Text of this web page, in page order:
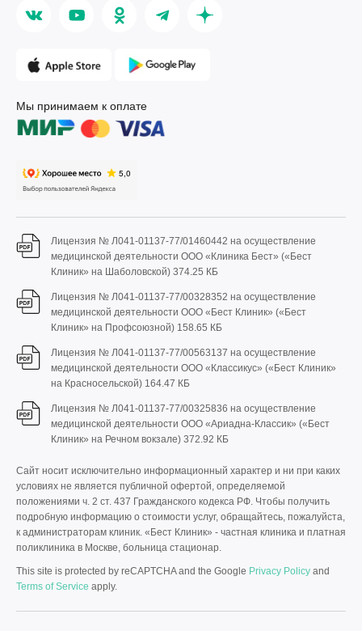
Мы принимаем к оплате
Лицензия № Л041-01137-77/01460442 на осуществление
медицинской деятельности ООО «Клиника Бест» («Бест
Клиник» на Шаболовской) 374.25 КБ
Лицензия № Л041-01137-77/00328352 на осуществление
медицинской деятельности ООО «Бест Клиник» («Бест
Клиник» на Профсоюзной) 158.65 КБ
Лицензия № Л041-01137-77/00563137 на осуществление
медицинской деятельности ООО «Классикус» («Бест Клиник»
на Красносельской) 164.47 КБ
Лицензия № Л041-01137-77/00325836 на осуществление
медицинской деятельности ООО «Ариадна-Классик» («Бест
Клиник» на Речном вокзале) 372.92 КБ
Сайт носит исключительно информационный характер и ни при каких
условиях не является публичной офертой, определяемой
положениями ч. 2 ст. 437 Гражданского кодекса РФ. Чтобы получить
подробную информацию о стоимости услуг, обращайтесь, пожалуйста,
к администраторам клиник. «Бест Клиник» - частная клиника и платная
поликлиника в Москве, больница стационар.
This site is protected by reCAPTCHA and the Google Privacy Policy and
Terms of Service apply.